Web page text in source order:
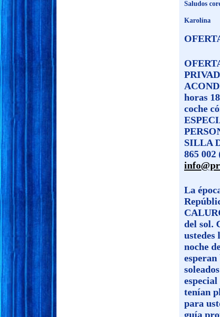
Saludos
Karolína
horas
coche
SILLA
865
La
del sol.
ustedes
noche
tenían
para
guía